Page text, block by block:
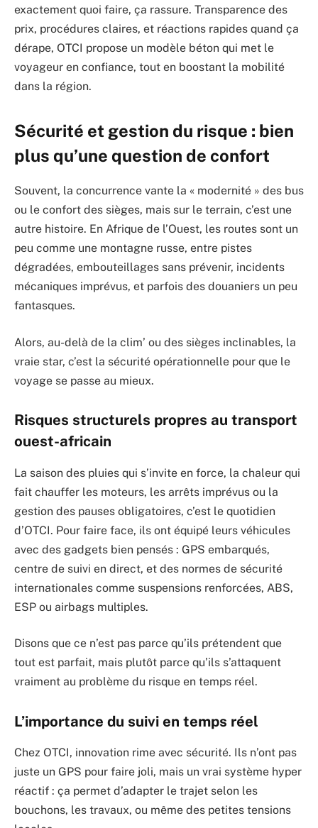
exactement quoi faire, ça rassure. Transparence des
prix, procédures claires, et réactions rapides quand ça
dérape, OTCI propose un modèle béton qui met le
voyageur en confiance, tout en boostant la mobilité
dans la région.
Sécurité et gestion du risque : bien
plus qu’une question de confort
Souvent, la concurrence vante la « modernité » des bus
ou le confort des sièges, mais sur le terrain, c’est une
autre histoire. En Afrique de l’Ouest, les routes sont un
peu comme une montagne russe, entre pistes
dégradées, embouteillages sans prévenir, incidents
mécaniques imprévus, et parfois des douaniers un peu
fantasques.
Alors, au-delà de la clim’ ou des sièges inclinables, la
vraie star, c’est la sécurité opérationnelle pour que le
voyage se passe au mieux.
Risques structurels propres au transport
ouest-africain
La saison des pluies qui s’invite en force, la chaleur qui
fait chauffer les moteurs, les arrêts imprévus ou la
gestion des pauses obligatoires, c’est le quotidien
d’OTCI. Pour faire face, ils ont équipé leurs véhicules
avec des gadgets bien pensés : GPS embarqués,
centre de suivi en direct, et des normes de sécurité
internationales comme suspensions renforcées, ABS,
ESP ou airbags multiples.
Disons que ce n’est pas parce qu’ils prétendent que
tout est parfait, mais plutôt parce qu’ils s’attaquent
vraiment au problème du risque en temps réel.
L’importance du suivi en temps réel
Chez OTCI, innovation rime avec sécurité. Ils n’ont pas
juste un GPS pour faire joli, mais un vrai système hyper
réactif : ça permet d’adapter le trajet selon les
bouchons, les travaux, ou même des petites tensions